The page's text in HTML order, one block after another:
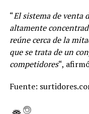
“El sistema de venta
altamente
reúne cerca de la
que se trata de un
competidores“,
Fuente: